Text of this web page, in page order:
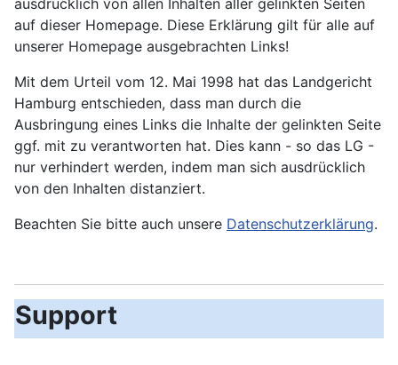
ausdrücklich von allen Inhalten aller gelinkten Seiten
auf dieser Homepage. Diese Erklärung gilt für alle auf
unserer Homepage ausgebrachten Links!
Mit dem Urteil vom 12. Mai 1998 hat das Landgericht
Hamburg entschieden, dass man durch die
Ausbringung eines Links die Inhalte der gelinkten Seite
ggf. mit zu verantworten hat. Dies kann - so das LG -
nur verhindert werden, indem man sich ausdrücklich
von den Inhalten distanziert.
Beachten Sie bitte auch unsere Datenschutzerklärung.
Support